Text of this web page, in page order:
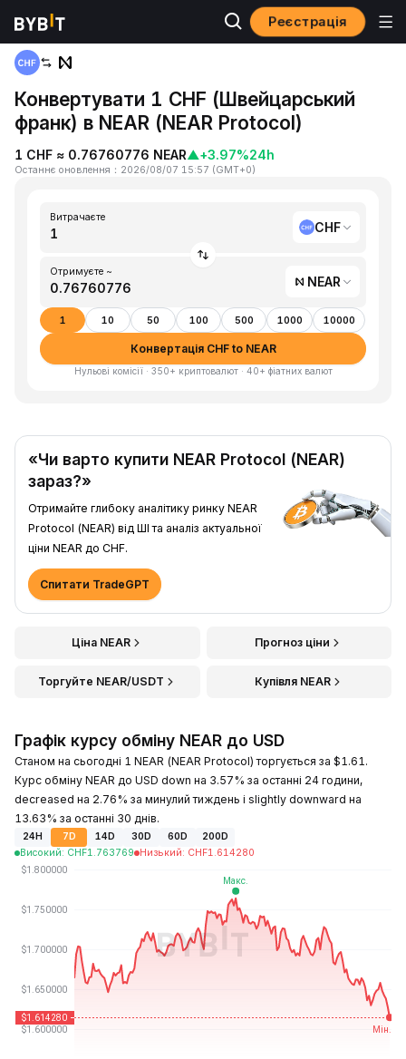
Реєстрація
Головна
Конвертувати 1 CHF (Швейцарський
франк) в NEAR (NEAR Protocol)
1 CHF ≈ 0.76760776 NEAR▲+3.97%24h
Останнє оновлення ： 2026/08/07 15:57 (GMT+0)
Витрачаєте
CHF
Отримуєте ~
NEAR
1 10 50 100 500 1000 10000
Конвертація CHF to NEAR
Нульові комісії · 350+ криптовалют · 40+ фіатних валют
«Чи варто купити NEAR Protocol (NEAR)
зараз?»
Отримайте глибоку аналітику ринку NEAR
Protocol (NEAR) від ШІ та аналіз актуальної
ціни NEAR до CHF.
Спитати TradeGPT
Ціна NEAR Прогноз ціни
Торгуйте NEAR/USDT Купівля NEAR
Графік курсу обміну NEAR до USD
Станом на сьогодні 1 NEAR (NEAR Protocol) торгується за $1.61.
Курс обміну NEAR до USD down на 3.57% за останні 24 години,
decreased на 2.76% за минулий тиждень і slightly downward на
13.63% за останні 30 днів.
24H 7D 14D 30D 60D
200D
Високий: CHF1.763769 Низький: CHF1.614280
Останнє оновлення: 2026-08-07, 15:57 GMT+0